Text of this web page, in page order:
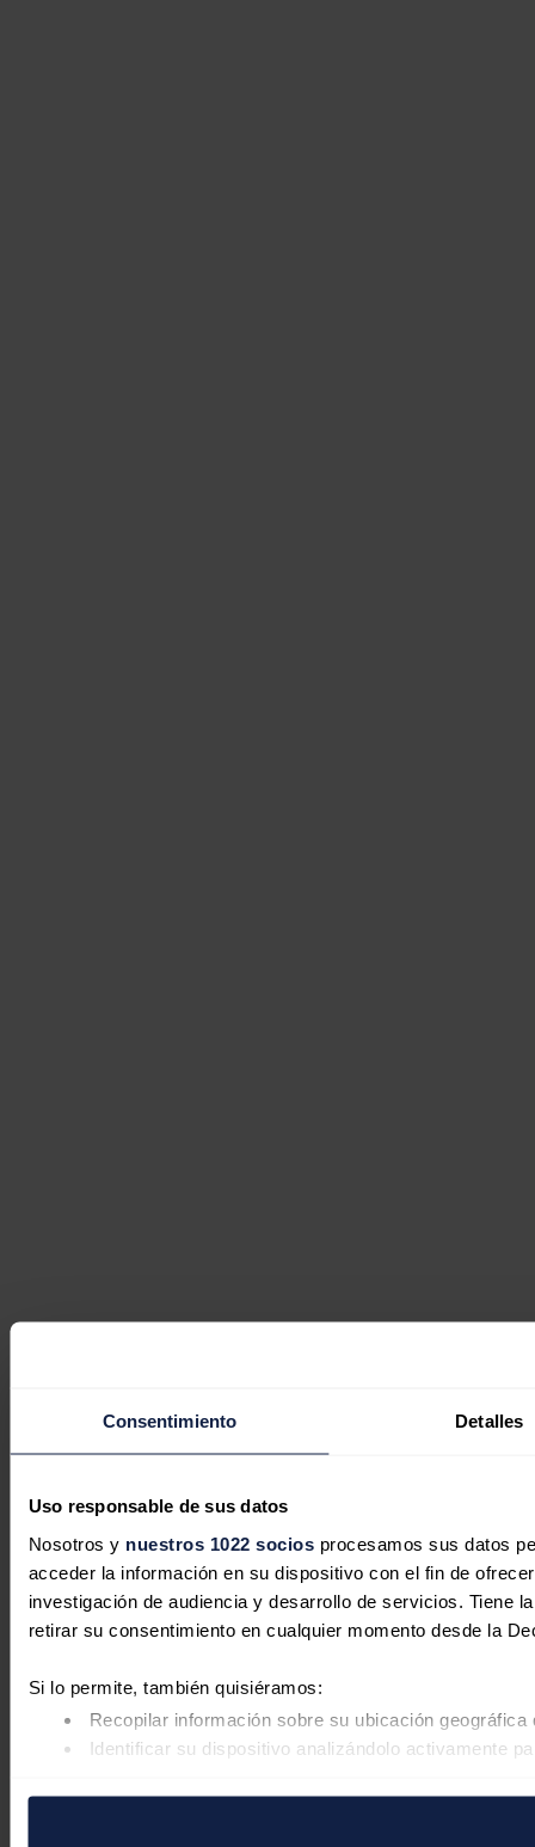
Consentimiento Detalles
Uso responsable de sus datos
Nosotros y nuestros 1022 sociosprocesamos sus datos
acceder la información en su dispositivo con el fin de
investigación de audiencia y desarrollo de servicios. Tiene
retirar su consentimiento en cualquier momento desde la
Si lo permite, también quisiéramos:
Recopilar información sobre su ubicación
Identificar su dispositivo analizándolo activamente